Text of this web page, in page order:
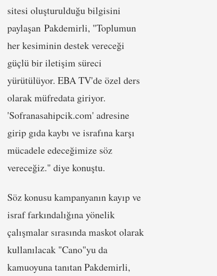
sitesi oluşturulduğu bilgisini
paylaşan Pakdemirli, "Toplumun
her kesiminin destek vereceği
güçlü bir iletişim süreci
yürütülüyor. EBA TV'de özel ders
olarak müfredata giriyor.
'Sofranasahipcik.com' adresine
girip gıda kaybı ve israfına karşı
mücadele edeceğimize söz
vereceğiz." diye konuştu.
Söz konusu kampanyanın kayıp ve
israf farkındalığına yönelik
çalışmalar sırasında maskot olarak
kullanılacak "Cano"yu da
kamuoyuna tanıtan Pakdemirli,